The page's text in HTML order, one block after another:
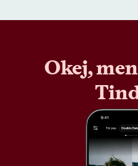
Okej,